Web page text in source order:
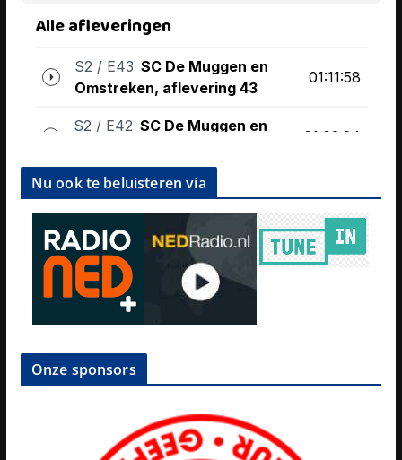
Nu ook te beluisteren via
Onze sponsors